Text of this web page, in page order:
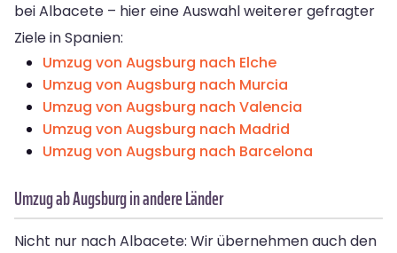
bei Albacete – hier eine Auswahl weiterer gefragter
Ziele in Spanien:
Umzug von Augsburg nach Elche
Umzug von Augsburg nach Murcia
Umzug von Augsburg nach Valencia
Umzug von Augsburg nach Madrid
Umzug von Augsburg nach Barcelona
Umzug ab Augsburg in andere Länder
Nicht nur nach Albacete: Wir übernehmen auch den